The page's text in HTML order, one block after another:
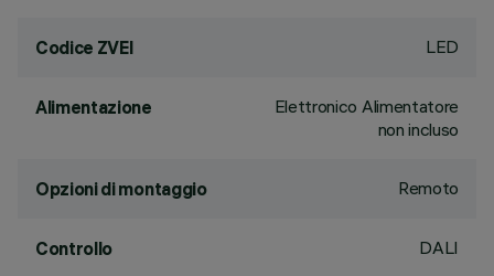
Codice ZVEI LED
Alimentazione
Elettronico Alimentatore
non incluso
Opzioni di montaggio Remoto
Controllo DALI